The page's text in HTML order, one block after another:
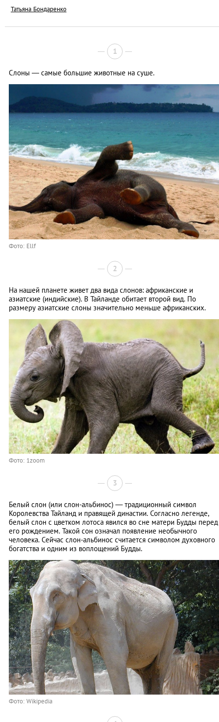
Татьяна Бондаренко
1
Слоны ― самые большие животные на суше.
Фото: Ellf
2
На нашей планете живет два вида слонов: африканские и
азиатские (индийские). В Тайланде обитает второй вид. По
размеру азиатские слоны значительно меньше африканских.
Фото: 1zoom
3
Белый слон (или слон-альбинос) ― традиционный символ
Королевства Тайланд и правящей династии. Согласно легенде,
белый слон с цветком лотоса явился во сне матери Будды перед
его рождением. Такой сон означал появление необычного
человека. Сейчас слон-альбинос считается символом духовного
богатства и одним из воплощений Будды.
Фото: Wikipedia